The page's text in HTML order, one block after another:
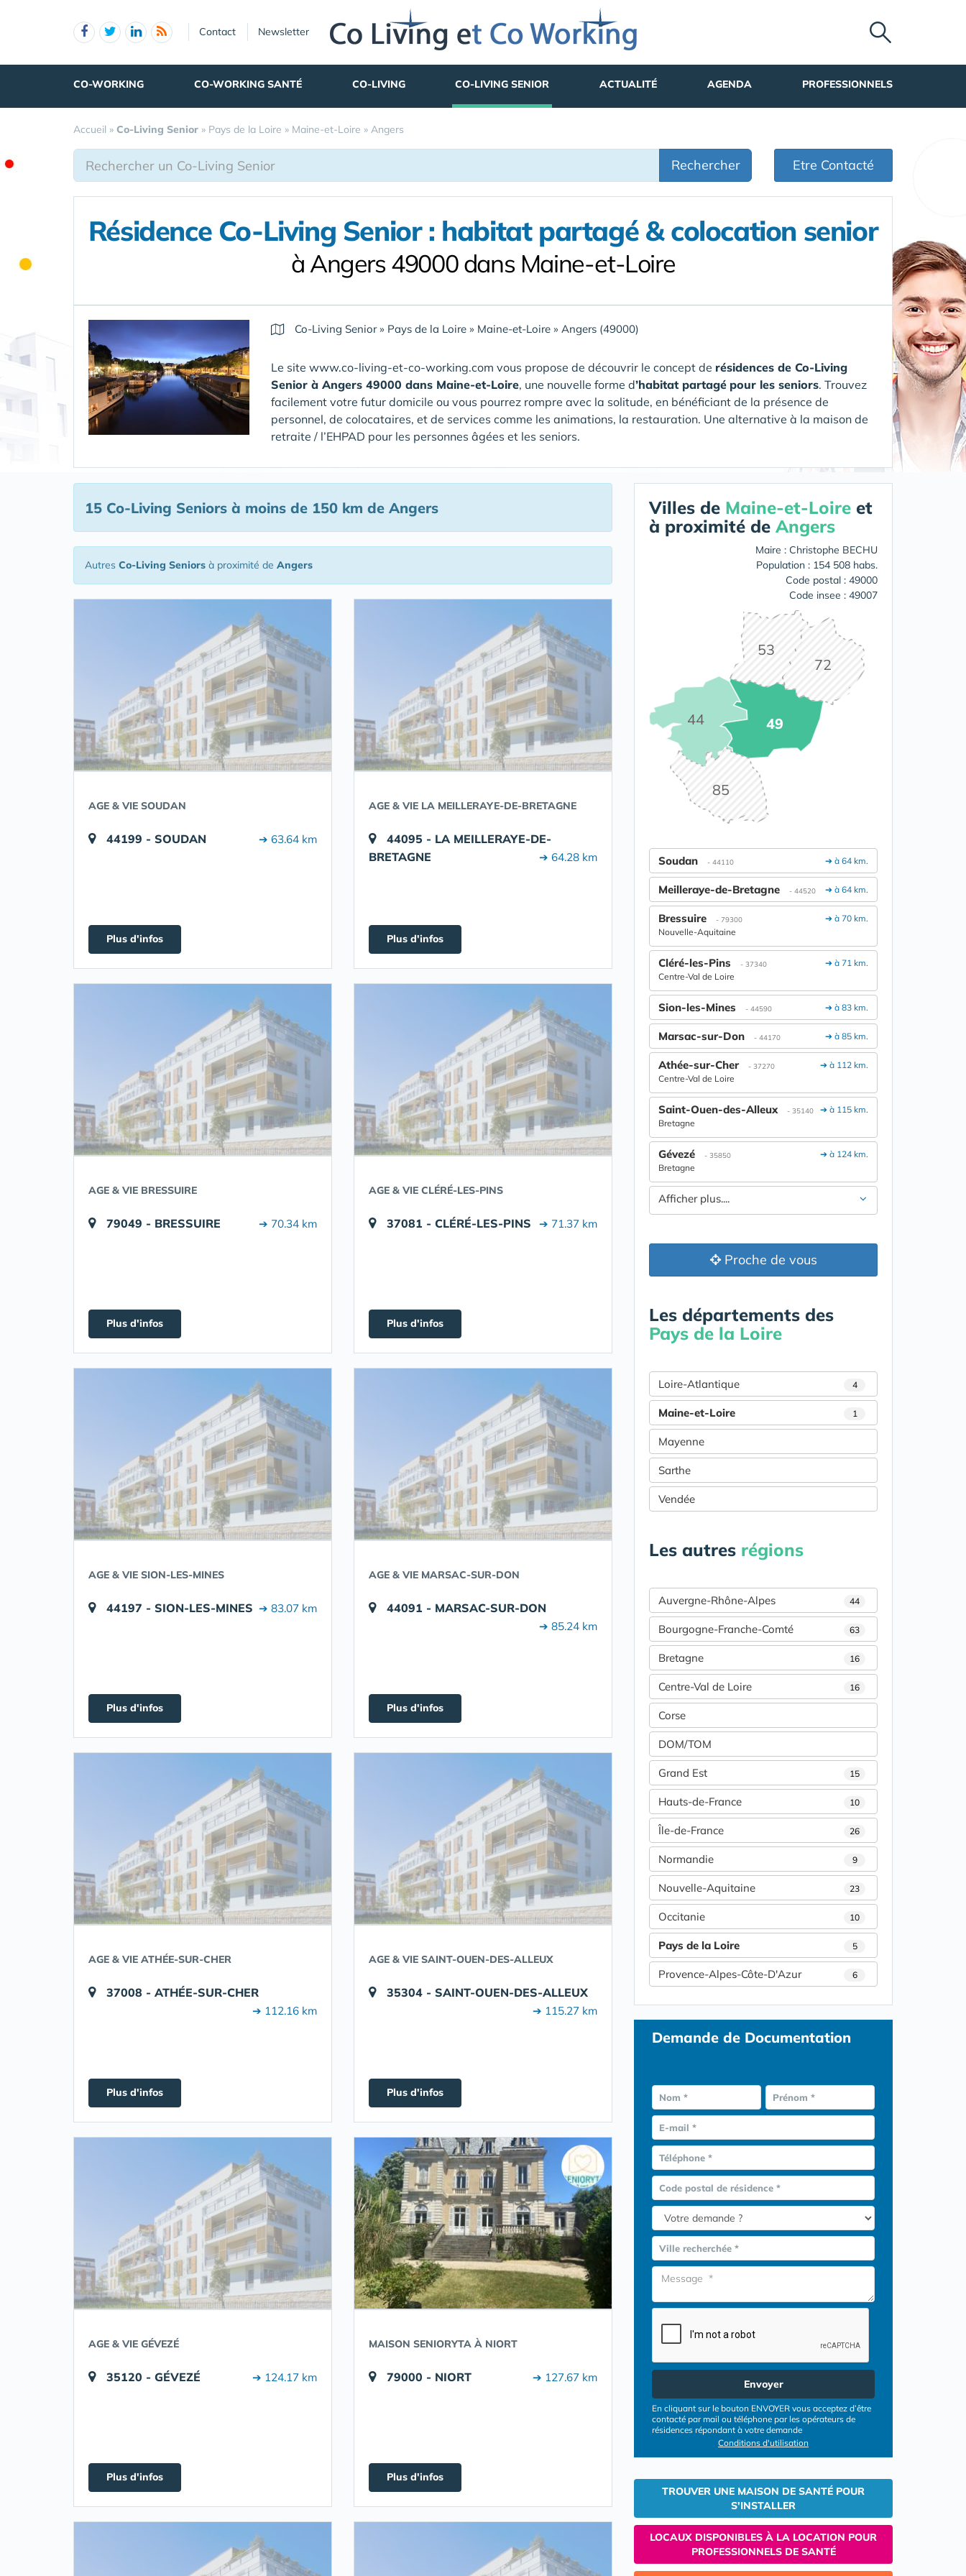
Contact Newsletter
CO-WORKING CO-WORKING SANTÉ CO-LIVING CO-LIVING SENIOR ACTUALITÉ AGENDA PROFESSIONNELS
Accueil » Co-Living Senior » Pays de la Loire » Maine-et-Loire » Angers
Rechercher Etre Contacté
Résidence Co-Living Senior : habitat partagé & colocation senior
à Angers 49000 dans Maine-et-Loire
Co-Living Senior» Pays de la Loire » Maine-et-Loire » Angers (49000)
Le site www.co-living-et-co-working.com vous propose de découvrir le concept de résidences de Co-Living
Senior à Angers 49000 dans Maine-et-Loire, une nouvelle forme d’habitat partagé pour les seniors. Trouvez
facilement votre futur domicile ou vous pourrez rompre avec la solitude, en bénéficiant de la présence de
personnel, de colocataires, et de services comme les animations, la restauration. Une alternative à la maison de
retraite / l’EHPAD pour les personnes âgées et les seniors.
15 Co-Living Seniors à moins de 150 km de Angers
Autres Co-Living Seniors à proximité de Angers
AGE & VIE SOUDAN
44199 - SOUDAN ➔ 63.64 km
Plus d'infos
AGE & VIE LA MEILLERAYE-DE-BRETAGNE
44095 - LA MEILLERAYE-DE-
BRETAGNE
➔ 64.28 km
Plus d'infos
AGE & VIE BRESSUIRE
79049 - BRESSUIRE ➔ 70.34 km
Plus d'infos
AGE & VIE CLÉRÉ-LES-PINS
37081 - CLÉRÉ-LES-PINS ➔ 71.37 km
Plus d'infos
AGE & VIE SION-LES-MINES
44197 - SION-LES-MINES ➔ 83.07 km
Plus d'infos
AGE & VIE MARSAC-SUR-DON
44091 - MARSAC-SUR-DON
➔ 85.24 km
Plus d'infos
AGE & VIE ATHÉE-SUR-CHER
37008 - ATHÉE-SUR-CHER
➔ 112.16 km
Plus d'infos
AGE & VIE SAINT-OUEN-DES-ALLEUX
35304 - SAINT-OUEN-DES-ALLEUX
➔ 115.27 km
Plus d'infos
AGE & VIE GÉVEZÉ
35120 - GÉVEZÉ ➔ 124.17 km
Plus d'infos
MAISON SENIORYTA À NIORT
79000 - NIORT ➔ 127.67 km
Plus d'infos
Villes de Maine-et-Loire et
à proximité de Angers
Maire : Christophe BECHU
Population : 154 508 habs.
Code postal : 49000
Code insee : 49007
44 49
53
72
85
➔ à 64 km.
Soudan - 44110
➔ à 64 km.
Meilleraye-de-Bretagne - 44520
➔ à 70 km.
Bressuire - 79300
Nouvelle-Aquitaine
➔ à 71 km.
Cléré-les-Pins - 37340
Centre-Val de Loire
➔ à 83 km.
Sion-les-Mines - 44590
➔ à 85 km.
Marsac-sur-Don - 44170
➔ à 112 km.
Athée-sur-Cher - 37270
Centre-Val de Loire
➔ à 115 km.
Saint-Ouen-des-Alleux - 35140
Bretagne
➔ à 124 km.
Gévezé - 35850
Bretagne
Afficher plus....
Proche de vous
Les départements des
Pays de la Loire
Loire-Atlantique 4
Maine-et-Loire 1
Mayenne
Sarthe
Vendée
Les autres régions
Auvergne-Rhône-Alpes 44
Bourgogne-Franche-Comté 63
Bretagne 16
Centre-Val de Loire 16
Corse
DOM/TOM
Grand Est 15
Hauts-de-France 10
Île-de-France 26
Normandie 9
Nouvelle-Aquitaine 23
Occitanie 10
Pays de la Loire 5
Provence-Alpes-Côte-D'Azur 6
Demande de Documentation
Nom * Prénom *
E-mail *
Téléphone *
Code postal de résidence *
Ville recherchée *
Envoyer
En cliquant sur le bouton ENVOYER vous acceptez d’être
contacté par mail ou téléphone par les opérateurs de
résidences répondant à votre demande
Conditions d'utilisation
TROUVER UNE MAISON DE SANTÉ POUR
S'INSTALLER
LOCAUX DISPONIBLES À LA LOCATION POUR
PROFESSIONNELS DE SANTÉ